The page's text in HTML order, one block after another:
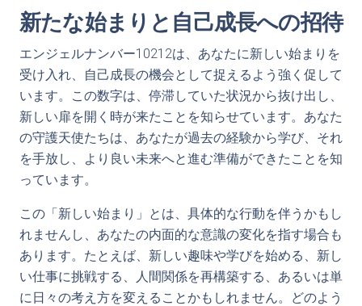
新たな始まりと自己成長への招待
エンジェルナンバー10212は、あなたに新しい始まりを
受け入れ、自己成長の機会として捉えるよう強く促して
います。この数字は、停滞していた状況から抜け出し、
新しい扉を開く時が来たことを知らせています。あなた
の守護天使たちは、あなたが過去の経験から学び、それ
を手放し、より良い未来へと進む準備ができたことを知
っています。
この「新しい始まり」とは、具体的な行動を伴うかもし
れませんし、あなたの内面的な意識の変化を指す場合も
あります。たとえば、新しい趣味や学びを始める、新し
い仕事に挑戦する、人間関係を再構築する、あるいは単
に日々の考え方を変えることかもしれません。どのよう